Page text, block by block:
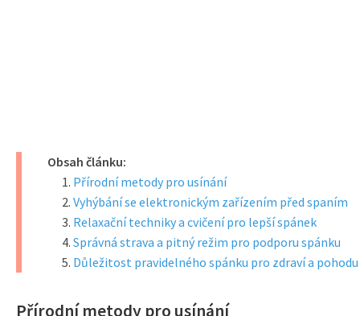
Obsah článku:
Přírodní metody pro usínání
Vyhýbání se elektronickým zařízením před spaním
Relaxační techniky a cvičení pro lepší spánek
Správná strava a pitný režim pro podporu spánku
Důležitost pravidelného spánku pro zdraví a pohodu
Přírodní metody pro usínání